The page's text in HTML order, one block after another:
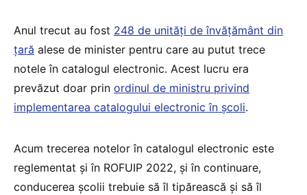
Anul trecut au fost 248 de unități de învățământ din
țară alese de minister pentru care au putut trece
notele în catalogul electronic. Acest lucru era
prevăzut doar prin ordinul de ministru privind
implementarea catalogului electronic în școli.
Acum trecerea notelor în catalogul electronic este
reglementat și în ROFUIP 2022, și în continuare,
conducerea școlii trebuie să îl tipărească și să îl